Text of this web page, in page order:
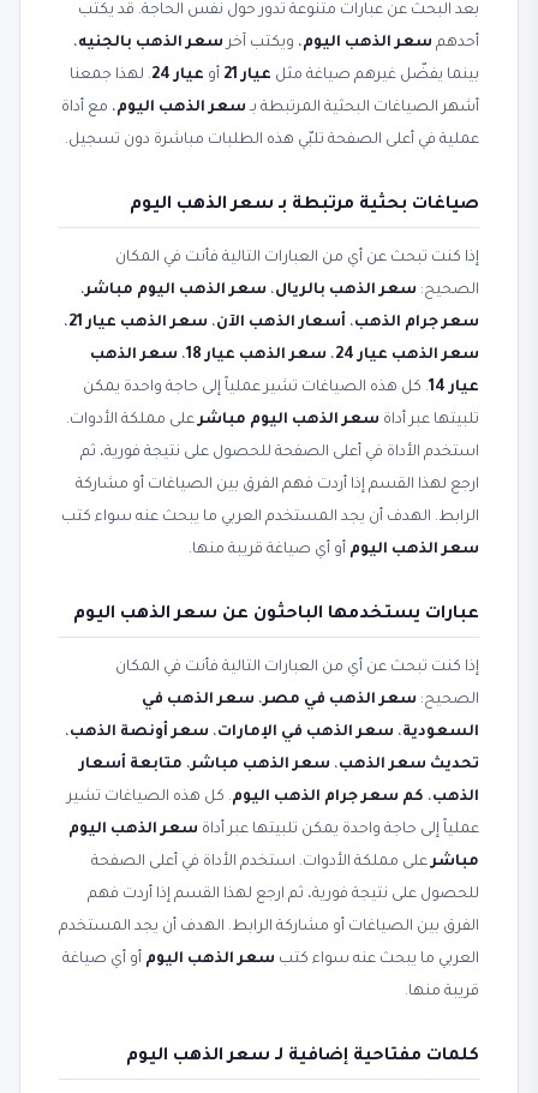
بعد البحث عن عبارات متنوعة تدور حول نفس الحاجة. قد يكتب
أحدهم سعر الذهب اليوم، ويكتب آخر سعر الذهب بالجنيه،
بينما يفضّل غيرهم صياغة مثل عيار 21 أو عيار 24
. لهذا جمعنا
أشهر الصياغات البحثية المرتبطة بـ سعر الذهب اليوم، مع أداة
عملية في أعلى الصفحة تلبّي هذه الطلبات مباشرة دون تسجيل.
صياغات بحثية مرتبطة بـ سعر الذهب اليوم
إذا كنت تبحث عن أي من العبارات التالية فأنت في المكان
الصحيح: سعر الذهب بالريال، سعر الذهب اليوم مباشر،
سعر جرام الذهب، أسعار الذهب الآن، سعر الذهب عيار 21
،
سعر الذهب عيار 24
، سعر الذهب عيار 18 ، سعر الذهب
عيار 14
. كل هذه الصياغات تشير عملياً إلى حاجة واحدة يمكن
تلبيتها عبر أداة سعر الذهب اليوم مباشرعلى مملكة الأدوات.
استخدم الأداة في أعلى الصفحة للحصول على نتيجة فورية، ثم
ارجع لهذا القسم إذا أردت فهم الفرق بين الصياغات أو مشاركة
الرابط. الهدف أن يجد المستخدم العربي ما يبحث عنه سواء كتب
سعر الذهب اليوم أو أي صياغة قريبة منها.
عبارات يستخدمها الباحثون عن سعر الذهب اليوم
إذا كنت تبحث عن أي من العبارات التالية فأنت في المكان
الصحيح: سعر الذهب في مصر، سعر الذهب في
السعودية، سعر الذهب في الإمارات، سعر أونصة الذهب،
تحديث سعر الذهب، سعر الذهب مباشر، متابعة أسعار
الذهب، كم سعر جرام الذهب اليوم. كل هذه الصياغات تشير
عملياً إلى حاجة واحدة يمكن تلبيتها عبر أداة سعر الذهب اليوم
مباشرعلى مملكة الأدوات. استخدم الأداة في أعلى الصفحة
للحصول على نتيجة فورية، ثم ارجع لهذا القسم إذا أردت فهم
الفرق بين الصياغات أو مشاركة الرابط. الهدف أن يجد المستخدم
العربي ما يبحث عنه سواء كتب سعر الذهب اليوم أو أي صياغة
قريبة منها.
كلمات مفتاحية إضافية لـ سعر الذهب اليوم